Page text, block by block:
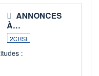
ANNONCES
À…
2CRSI
: